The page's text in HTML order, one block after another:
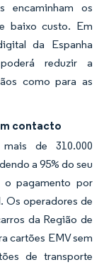
encaminham os
baixo custo. Em
da Espanha
reduzir a
como para as
contacto
de 310.000
a 95% do seu
o pagamento por
Os operadores de
da Região de
cartões EMV sem
de transporte